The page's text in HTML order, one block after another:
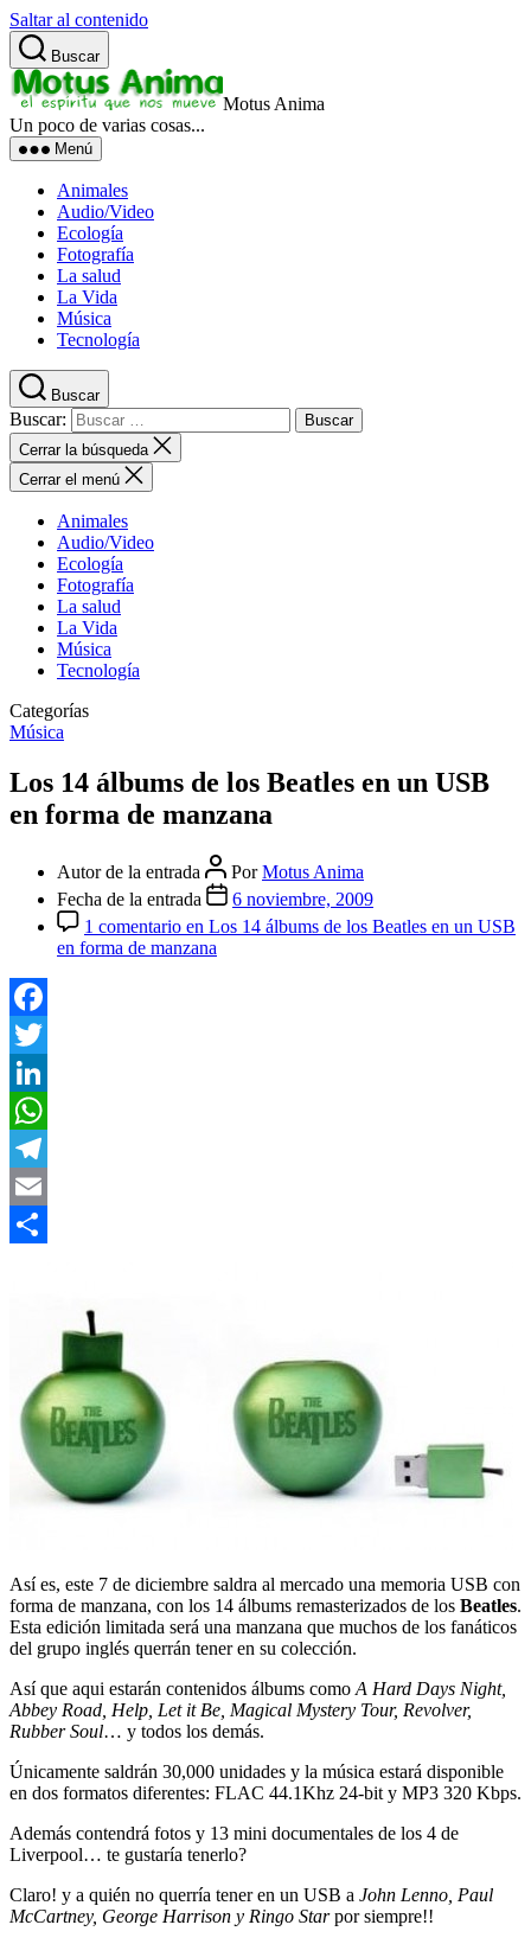
Saltar al contenido
Buscar
Motus Anima
Un poco de varias cosas...
Menú
Animales
Audio/Video
Ecología
Fotografía
La salud
La Vida
Música
Tecnología
Buscar
Buscar:
Cerrar la búsqueda
Cerrar el menú
Animales
Audio/Video
Ecología
Fotografía
La salud
La Vida
Música
Tecnología
Categorías
Música
Los 14 álbums de los Beatles en un USB
en forma de manzana
Autor de la entrada PorMotus Anima
Fecha de la entrada
6 noviembre, 2009
1 comentario en Los 14 álbums de los Beatles en un USB
en forma de manzana
Facebook
Twitter
LinkedIn
WhatsApp
Telegram
Email
Así es, este 7 de diciembre saldra al mercado una memoria USB con
forma de manzana, con los 14 álbums remasterizados de los Beatles.
Esta edición limitada será una manzana que muchos de los fanáticos
del grupo inglés querrán tener en su colección.
Así que aqui estarán contenidos álbums como A Hard Days Night,
Abbey Road, Help, Let it Be, Magical Mystery Tour, Revolver,
Rubber Soul… y todos los demás.
Únicamente saldrán 30,000 unidades y la música estará disponible
en dos formatos diferentes: FLAC 44.1Khz 24-bit y MP3 320 Kbps.
Además contendrá fotos y 13 mini documentales de los 4 de
Liverpool… te gustaría tenerlo?
Claro! y a quién no querría tener en un USB a John Lenno, Paul
McCartney, George Harrison y Ringo Starpor siempre!!